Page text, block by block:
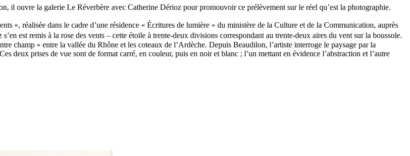
il ouvre la galerie Le Réverbère avec Catherine Dérioz pour promouvoir ce prélèvement sur le réel qu’est la photographie.
», réalisée dans le cadre d’une résidence « Écritures de lumière » du ministère de la Culture et de la Communication, auprès
est remis à la rose des vents – cette étoile à trente-deux divisions correspondant au trente-deux aires du vent sur la boussole.
champ » entre la vallée du Rhône et les coteaux de l’Ardèche. Depuis Beaudilon, l’artiste interroge le paysage par la
deux prises de vue sont de format carré, en couleur, puis en noir et blanc ; l’un mettant en évidence l’abstraction et l’autre